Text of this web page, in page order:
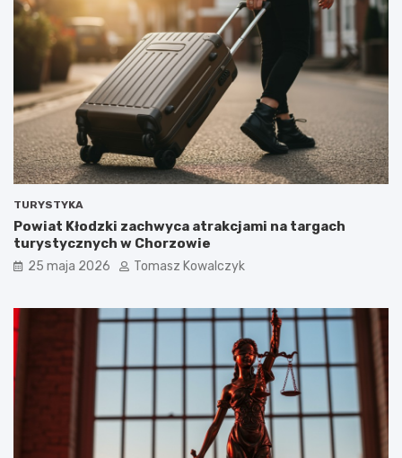
TURYSTYKA
Powiat Kłodzki zachwyca atrakcjami na targach
turystycznych w Chorzowie
25 maja 2026 Tomasz Kowalczyk